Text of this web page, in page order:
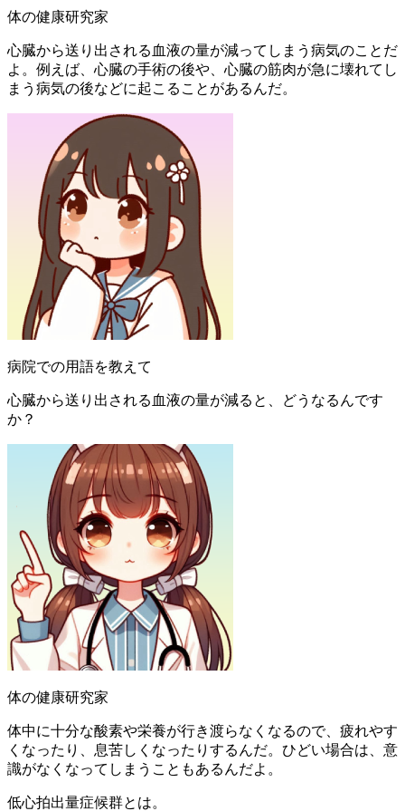
体の健康研究家
心臓から送り出される血液の量が減ってしまう病気のことだ
よ。例えば、心臓の手術の後や、心臓の筋肉が急に壊れてし
まう病気の後などに起こることがあるんだ。
病院での用語を教えて
心臓から送り出される血液の量が減ると、どうなるんです
か？
体の健康研究家
体中に十分な酸素や栄養が行き渡らなくなるので、疲れやす
くなったり、息苦しくなったりするんだ。ひどい場合は、意
識がなくなってしまうこともあるんだよ。
低心拍出量症候群とは。